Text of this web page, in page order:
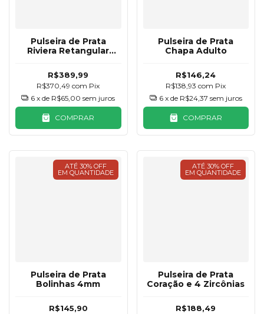
Pulseira de Prata
Riviera Retangular
R$389,99
R$370,49com Pix
6 x de R$65,00 sem juros
COMPRAR
Pulseira de Prata
Chapa Adulto
R$146,24
R$138,93com Pix
6 x de R$24,37 sem juros
COMPRAR
ATÉ 30% OFF
EM QUANTIDADE
Pulseira de Prata
Bolinhas 4mm
R$145,90
ATÉ 30% OFF
EM QUANTIDADE
Pulseira de Prata
Coração e 4 Zircônias
R$188,49